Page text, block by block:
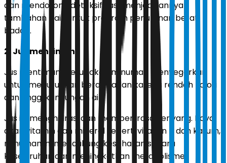
dan mendorong detoksifikasi, menjadikannya
tambahan baik untuk program penurunan berat
badan.
2. Jus mentimun
Jus mentimun merupakan minuman menyegarkan
untuk menurunkan berat badan karena rendah kalori
dan tinggi kandungan air.
Jus ini menghidrasi dan memberi rasa kenyang. Kaya
akan vitamin dan mineral seperti vitamin K dan kalium,
minuman ini mendukung kesehatan secara
keseluruhan dan meningkatkan metabolisme.